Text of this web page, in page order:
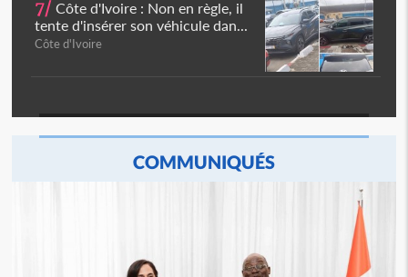
7/ Côte d'Ivoire : Non en règle, il
tente d'insérer son véhicule dan...
Côte d'Ivoire
COMMUNIQUÉS